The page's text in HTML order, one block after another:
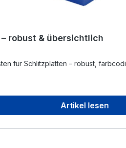
robust & übersichtlich
für Schlitzplatten – robust,
Artikel lesen